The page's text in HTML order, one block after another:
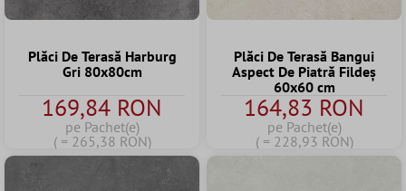
Plăci De Terasă Harburg
Gri 80x80cm
169,84 RON
pe Pachet(e)
( = 265,38 RON)
Plăci De Terasă Bangui
Aspect De Piatră Fildeş
60x60 cm
164,83 RON
pe Pachet(e)
( = 228,93 RON)